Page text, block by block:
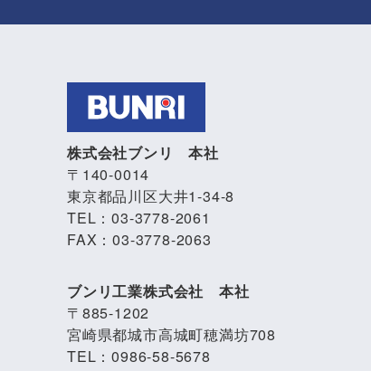
株式会社ブンリ 本社
〒140-0014
東京都品川区大井1-34-8
TEL：03-3778-2061
FAX：03-3778-2063
ブンリ工業株式会社 本社
〒885-1202
宮崎県都城市高城町穂満坊708
TEL：0986-58-5678